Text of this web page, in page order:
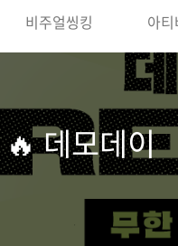
비주얼씽킹 아
데모데이